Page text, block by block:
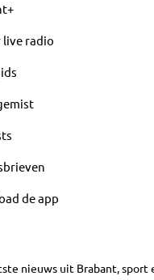
live radio
de app
nieuws uit Brabant,